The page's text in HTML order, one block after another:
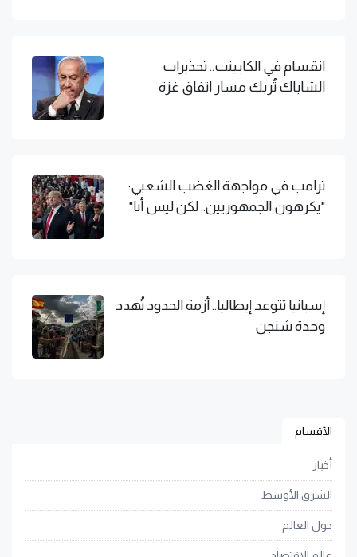
انقسام في الكابينت.. تحذيرات
الشاباك تُربك مسار اتفاق غزة
ترامب في مواجهة الغضب الشعبي:
"يكرهون الجمهوريين.. لكن ليس أنا"
إسبانيا تتوعد إيطاليا.. أزمة الحدود تُهدد
وحدة شنجن
الأقسام
أخبار
الشرق الأوسط
حول العالم